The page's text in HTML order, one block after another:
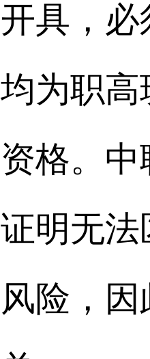
开具，
均为职
资格。
证明无
风险，